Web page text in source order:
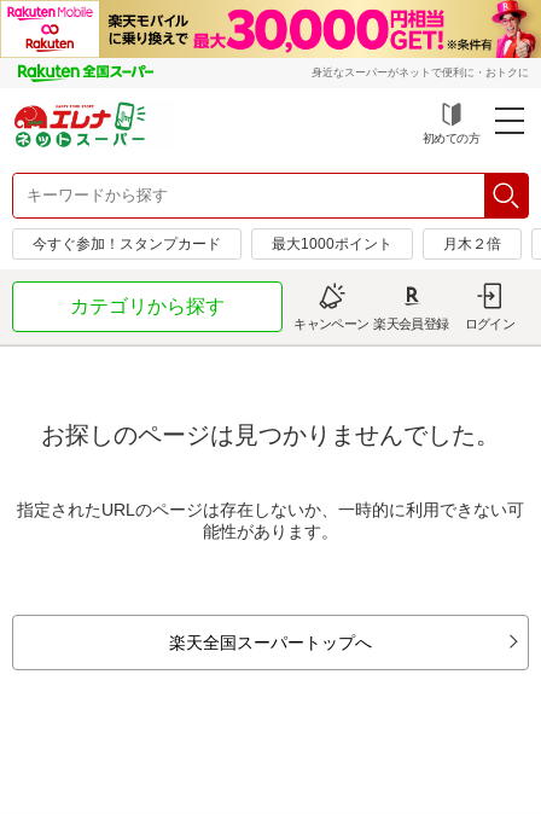
身近なスーパーがネットで便利に・おトクに
初めての方
今すぐ参加！スタンプカード 最大1000ポイント 月木２倍
カテゴリから探す
キャンペーン 楽天会員登録 ログイン
お探しのページは見つかりませんでした。
指定されたURLのページは存在しないか、一時的に利用できない可
能性があります。
楽天全国スーパートップへ